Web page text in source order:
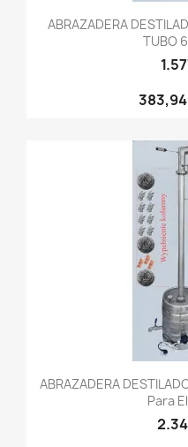
ABRAZADERA
TUBO
ABRAZADERA
Para